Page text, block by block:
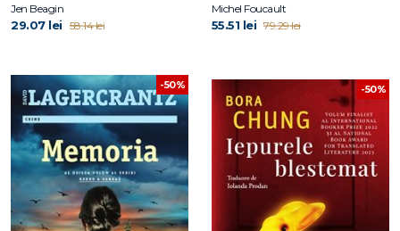
Jen Beagin
29.07 lei 58.14 lei
Michel Foucault
55.51 lei 79.29 lei
-50% -50%